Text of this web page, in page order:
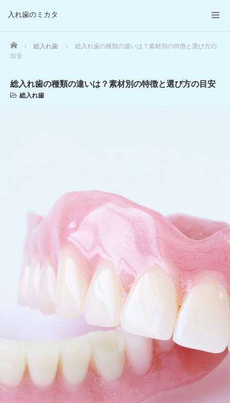
入れ歯のミカタ
Home 総入れ歯
総入れ歯の種類の違いは？素材別の特徴と選び方の
目安
総入れ歯の種類の違いは？素材別の特徴と選び方の目安
総入れ歯